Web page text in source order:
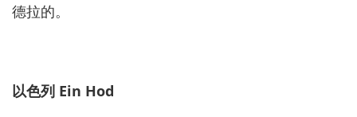
德拉的。
以色列 Ein Hod